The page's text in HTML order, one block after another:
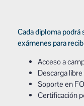
Cada diploma podrá
exámenes para
Acceso a
Descarga
Soporte en
Certificación